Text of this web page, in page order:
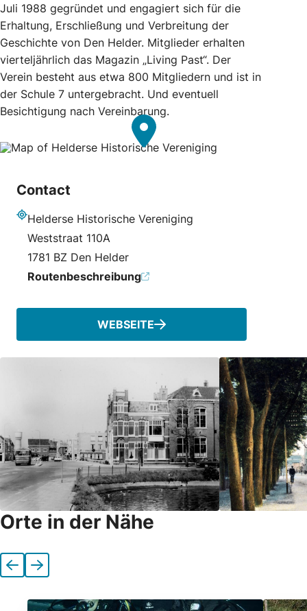
Juli 1988 gegründet und engagiert sich für die
Erhaltung, Erschließung und Verbreitung der
Geschichte von Den Helder. Mitglieder erhalten
vierteljährlich das Magazin „Living Past“. Der
Verein besteht aus etwa 800 Mitgliedern und ist in
der Schule 7 untergebracht. Und eventuell
Besichtigung nach Vereinbarung.
Contact
Helderse Historische Vereniging
Weststraat 110A
1781 BZ Den Helder
Routenbeschreibung
WEBSEITE
Orte in der Nähe
VorherigeNächste